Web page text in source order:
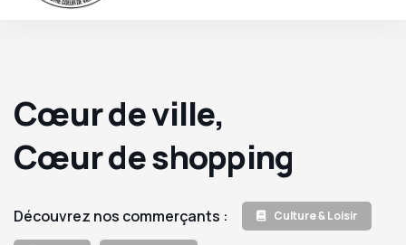
Cœur de ville,
Cœur de shopping
Découvrez nos commerçants : Culture & Loisir